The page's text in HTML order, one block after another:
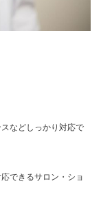
などしっかり対応で
できるサロン・ショ